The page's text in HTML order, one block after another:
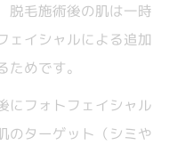
イシャルの注意点
ルで気をつける肌
脱毛施術後の肌は一時
ェイシャルによる追加
めです。
にフォトフェイシャル
のターゲット（シミや